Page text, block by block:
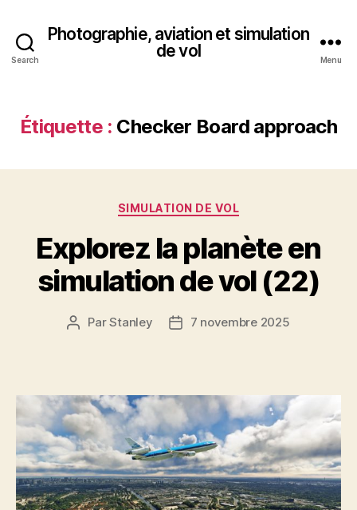
Search
Photographie, aviation et simulation
de vol
Menu
Étiquette : Checker Board approach
Catégories
SIMULATION DE VOL
Explorez la planète en
simulation de vol (22)
Auteur
ParStanley
Date7 novembre 2025